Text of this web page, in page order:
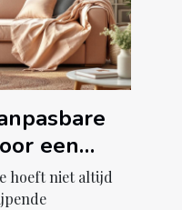
een
hoeft niet altijd